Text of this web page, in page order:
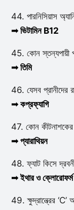
44. পারনিসিয়াস
➟ ভিটামিন B12
45. কোন স্তন্যপায়ী
➟ তিমি
46. যেসব প্রানীদের
➟ কপ্রফ্যাগি
47. কোন কীটনাশকের
➟ প্যারাথিয়ন
48. ফ্যাট কিসে
➟ ইথার ও ক্লোরোফর্ম
49. ক্ষুদ্রান্ত্রের